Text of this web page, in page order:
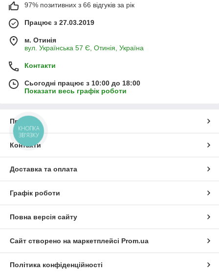
97% позитивних з 66 відгуків за рік
Працює з 27.03.2019
м. Отинія
вул. Українська 57 Є, Отинія, Україна
Контакти
Сьогодні працює з 10:00 до 18:00
Показати весь графік роботи
Про нас
Контакти
Доставка та оплата
Графік роботи
Повна версія сайту
Сайт створено на маркетплейсі Prom.ua
Політика конфіденційності
КНОПКА
ЗВ'ЯЗКУ